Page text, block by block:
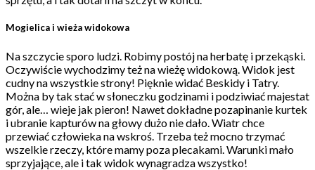
Mogielica i wieża widokowa
Na szczycie sporo ludzi. Robimy postój na herbatę i przekąski.
Oczywiście wychodzimy też na wieżę widokową. Widok jest
cudny na wszystkie strony! Pięknie widać Beskidy i Tatry.
Można by tak stać w słoneczku godzinami i podziwiać majestat
gór, ale… wieje jak pieron! Nawet dokładne pozapinanie kurtek
i ubranie kapturów na głowy dużo nie dało. Wiatr chce
przewiać człowieka na wskroś. Trzeba też mocno trzymać
wszelkie rzeczy, które mamy poza plecakami. Warunki mało
sprzyjające, ale i tak widok wynagradza wszystko!